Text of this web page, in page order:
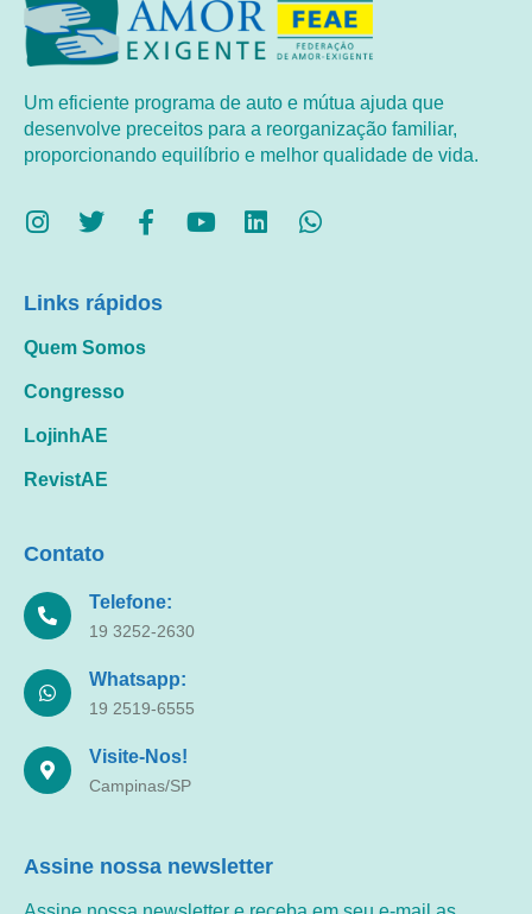
Um eficiente programa de auto e mútua ajuda que
desenvolve preceitos para a reorganização familiar,
proporcionando equilíbrio e melhor qualidade de vida.
Links rápidos
Quem Somos
Congresso
LojinhAE
RevistAE
Contato
Telefone:
19 3252-2630
Whatsapp:
19 2519-6555
Visite-Nos!
Campinas/SP
Assine nossa newsletter